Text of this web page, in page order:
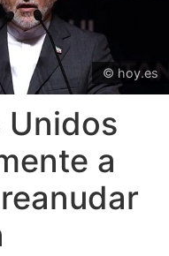
© hoy.es
Unidos
a